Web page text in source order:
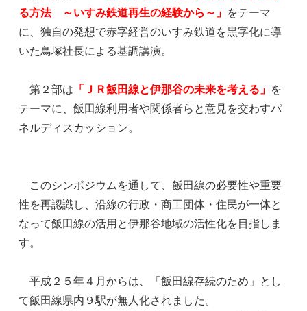
る方法 ～いすみ鉄道再生の経験から～」 をテーマ
に、独自の発想で赤字経営のいすみ鉄道を黒字化に導
いた鳥塚社長による基調講演。
第２部は 「ＪＲ飯田線と伊那谷の未来を考える」 を
テーマに、飯田線利用者や関係者らと意見を交わすパ
ネルディスカッション。
このシンポジウムを通して、飯田線の必要性や重要
性を再認識し、沿線の行政・商工団体・住民が一体と
なって飯田線の活用と伊那谷地域の活性化を目指しま
す。
平成２５年４月からは、「飯田線存続のため」とし
て飯田線県内９駅が無人化されました。